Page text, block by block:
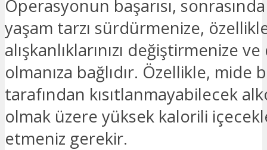
Operasyonun başarısı, sonrasında
yaşam tarzı sürdürmenize,
alışkanlıklarınızı değiştirmenize
olmanıza bağlıdır. Özellikle, mide
tarafından kısıtlanmayabilecek
olmak üzere yüksek kalorili
etmeniz gerekir.